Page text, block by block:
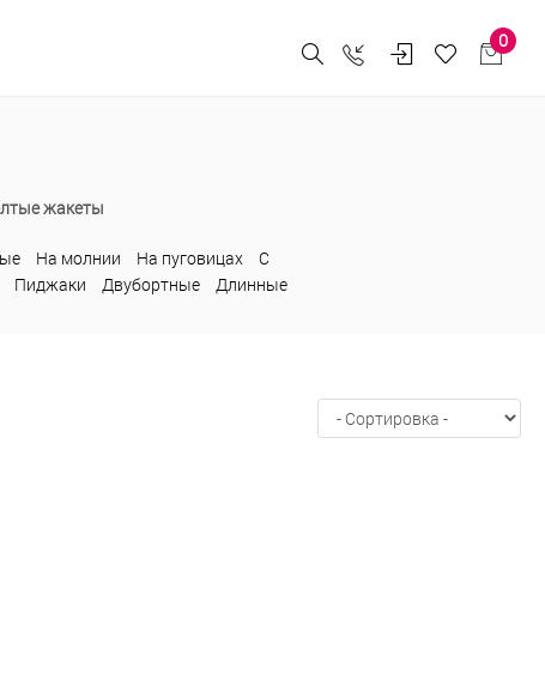
0
жакеты
На молнии На пуговицах
С
Пиджаки Двубортные Длинные